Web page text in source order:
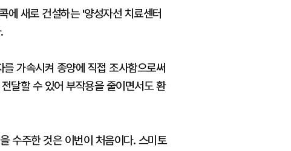
에 새로 건설하는 '양성자선 치료센터
가속시켜 종양에 직접 조사함으로써
달할 수 있어 부작용을 줄이면서도 환
수주한 것은 이번이 처음이다. 스미토